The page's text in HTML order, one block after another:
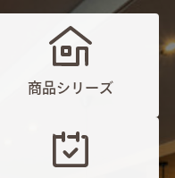
商品シリーズ